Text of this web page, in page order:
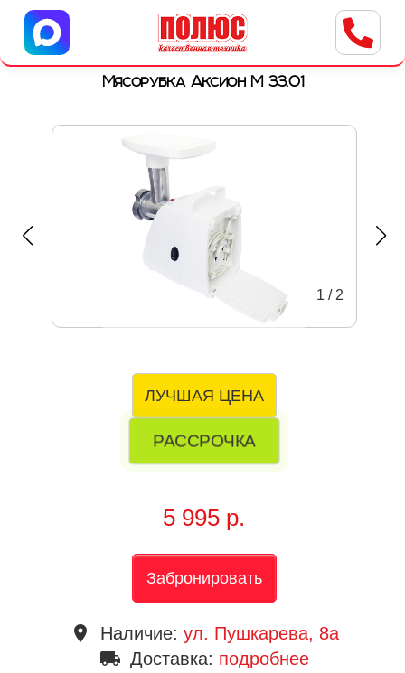
Центр бытовой техники
г. Ульяновск, ул. Пушкарева, 8a
Мясорубка Аксион М 33.01
1 / 2
ЛУЧШАЯ ЦЕНА
РАССРОЧКА
5 995 р.
Забронировать
place Наличие: ул. Пушкарева, 8a
local_shipping Доставка: подробнее